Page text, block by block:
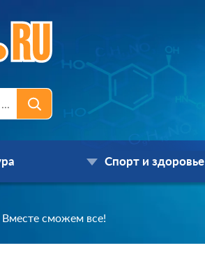
Спорт и здоровье
Вместе сможем все!